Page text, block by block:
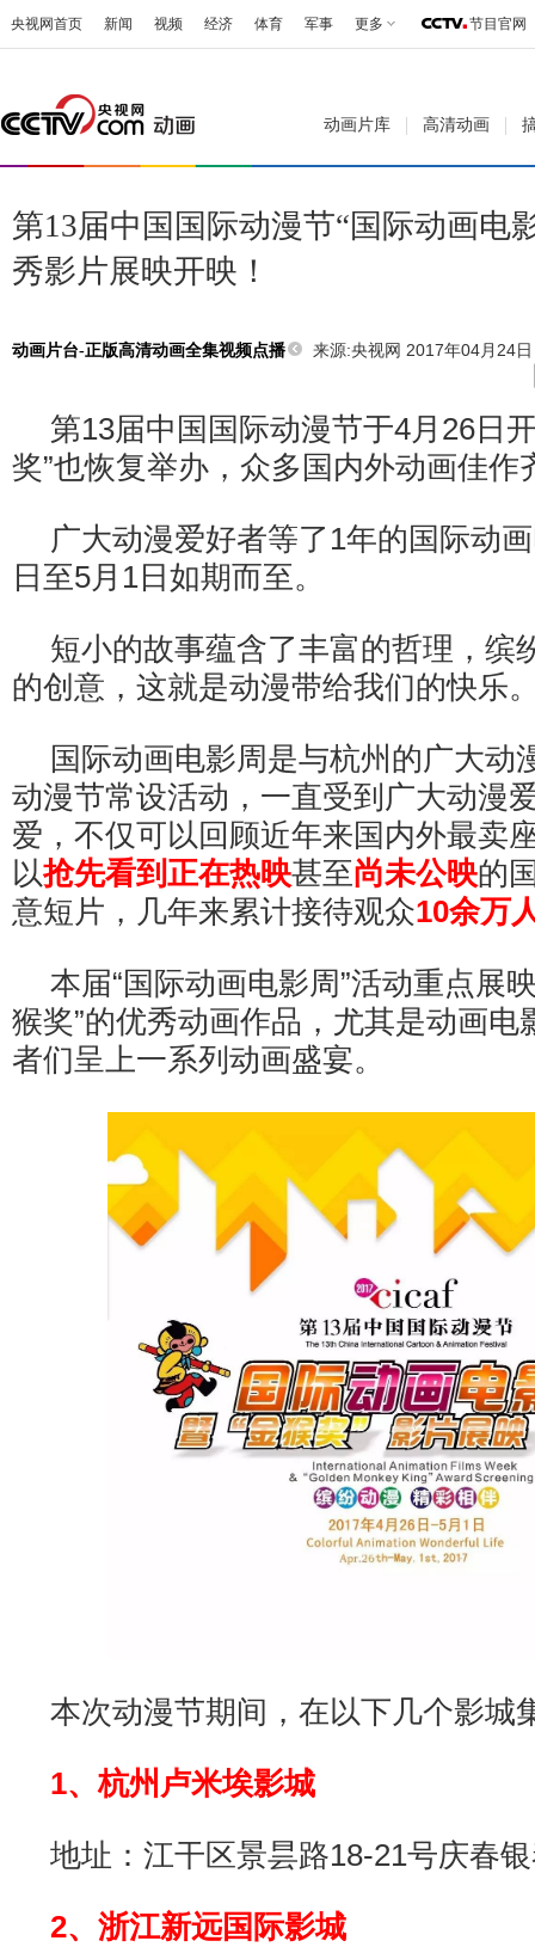
央视网首页 新闻 视频 经济 体育 军事 更多 节目官网
动画片库 高清动画
第13届中国国际动漫节“国际动画电
秀影片展映开映！
动画片台-正版高清动画全集视频点播 来源:央视网 2017年04月24
第13届中国国际动漫节于4月26日
奖”也恢复举办，众多国内外动画佳作
广大动漫爱好者等了1年的国际动
日至5月1日如期而至。
短小的故事蕴含了丰富的哲理，缤
的创意，这就是动漫带给我们的快乐
国际动画电影周是与杭州的广大动
动漫节常设活动，一直受到广大动漫
爱，不仅可以回顾近年来国内外最卖
以抢先看到正在热映甚至尚未公映的
意短片，几年来累计接待观众10余万
本届“国际动画电影周”活动重点展
猴奖”的优秀动画作品，尤其是动画电
者们呈上一系列动画盛宴。
本次动漫节期间，在以下几个影城
1、杭州卢米埃影城
地址：江干区景昙路18-21号庆春
2、浙江新远国际影城